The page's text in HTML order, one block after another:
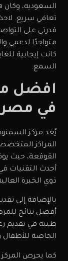
السعوديه، وكان
تعافي سريع.
قدرتي على
متواجدًا لدعمي
كانت إيجابية
السمع.
افضل
في مصر
يُعد مركز
المراكز
القوقعة، حيث
أحدث التقنيات
ذوي الخبرة
بالإضافة إلى
أفضل نتائج
طيبة في تقديم
الخاصة
كما يحرص